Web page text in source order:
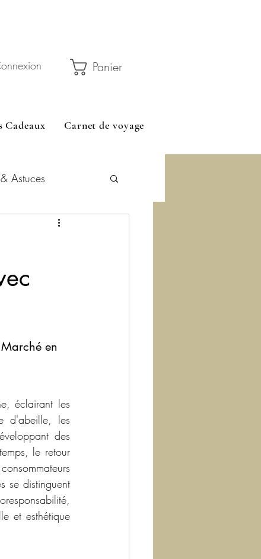
Panier
Cadeaux Carnet de voyage
Astuces
en
éclairant les
d'abeille, les
des
le retour
se distinguent
et esthétique